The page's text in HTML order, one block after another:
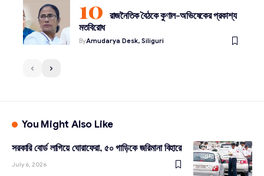
রাজনৈতিক বৈঠকে কুণাল-অভিষেকের প্রকাশ্য
মতবিরোধ
ByAmudarya Desk, Siliguri
You Might Also Like
আইন-
আদালত
দেশ
সরকারি বোর্ড লাগিয়ে ঘোরাফেরা, ৫০ গাড়িকে জরিমানা বিহারে
July 6, 2026